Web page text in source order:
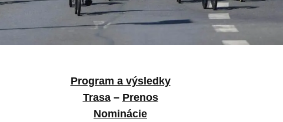
Program a výsledky
Trasa– Prenos
Nominácie